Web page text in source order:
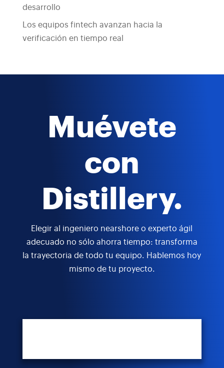
desarrollo
Los equipos fintech avanzan hacia la
verificación en tiempo real
Muévete
con
Distillery.
Elegir al ingeniero nearshore o experto ágil
adecuado no sólo ahorra tiempo: transforma
la trayectoria de todo tu equipo. Hablemos hoy
mismo de tu proyecto.